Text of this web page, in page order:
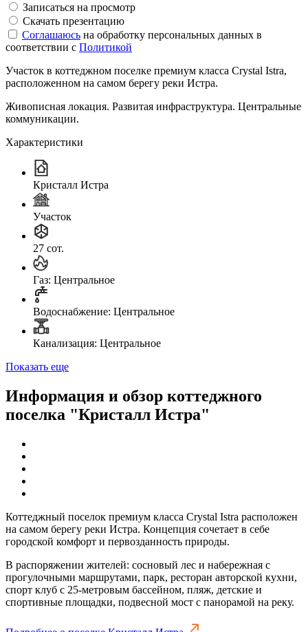
Записаться на просмотр
Скачать презентацию
Соглашаюсь на обработку персональных данных в
соответствии с Политикой
Участок в коттеджном поселке премиум класса Crystal Istra,
расположенном на самом берегу реки Истра.
Живописная локация. Развитая инфраструктура. Центральные
коммуникации.
Характеристики
Кристалл Истра
Участок
27 сот.
Газ: Центральное
Водоснабжение: Центральное
Канализация: Центральное
Показать еще
Информация и обзор коттеджного
поселка "Кристалл Истра"
Коттеджный поселок премиум класса Crystal Istra расположен
на самом берегу реки Истра. Концепция сочетает в себе
городской комфорт и первозданность природы.
В распоряжении жителей: сосновый лес и набережная с
прогулочными маршрутами, парк, ресторан авторской кухни,
спорт клуб с 25-метровым бассейном, пляж, детские и
спортивные площадки, подвесной мост с панорамой на реку.